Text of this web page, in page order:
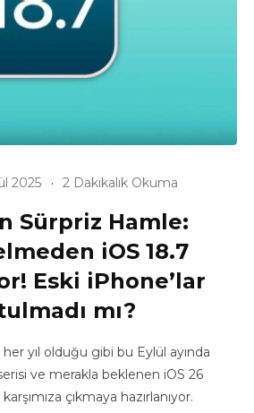
2025 2 Dakikalık Okuma
Sürpriz Hamle:
iOS 18.7
Eski iPhone’lar
mı?
yıl olduğu gibi bu Eylül ayında
ve merakla beklenen iOS 26
çıkmaya hazırlanıyor.